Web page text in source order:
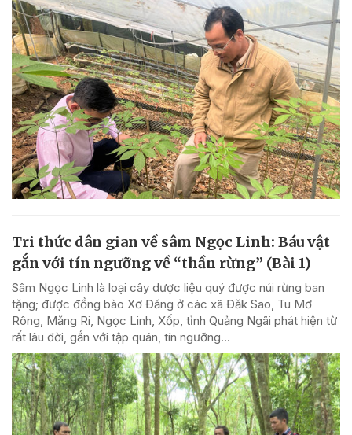
Tri thức dân gian về sâm Ngọc Linh: Báu vật
gắn với tín ngưỡng về “thần rừng” (Bài 1)
Sâm Ngọc Linh là loại cây dược liệu quý được núi rừng ban
tặng; được đồng bào Xơ Đăng ở các xã Đăk Sao, Tu Mơ
Rông, Măng Ri, Ngọc Linh, Xốp, tỉnh Quảng Ngãi phát hiện từ
rất lâu đời, gắn với tập quán, tín ngưỡng...